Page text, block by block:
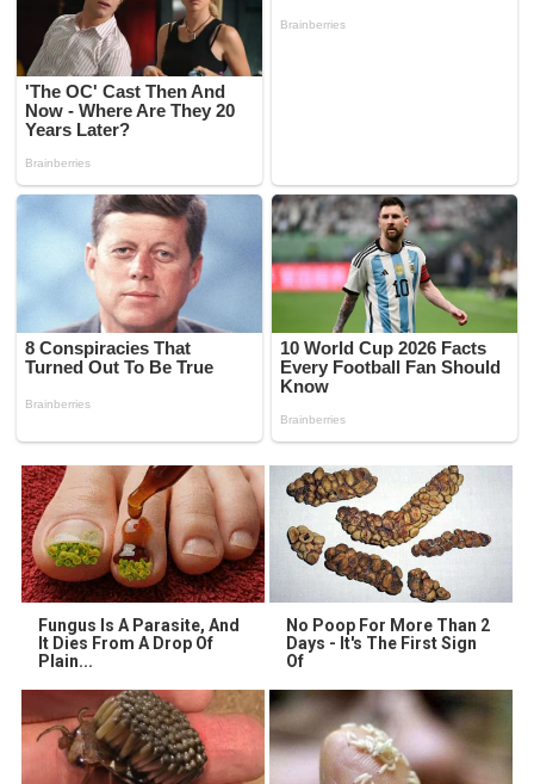
Fungus Is A Parasite, And
It Dies From A Drop Of
Plain...
No Poop For More Than 2
Days - It's The First Sign
Of